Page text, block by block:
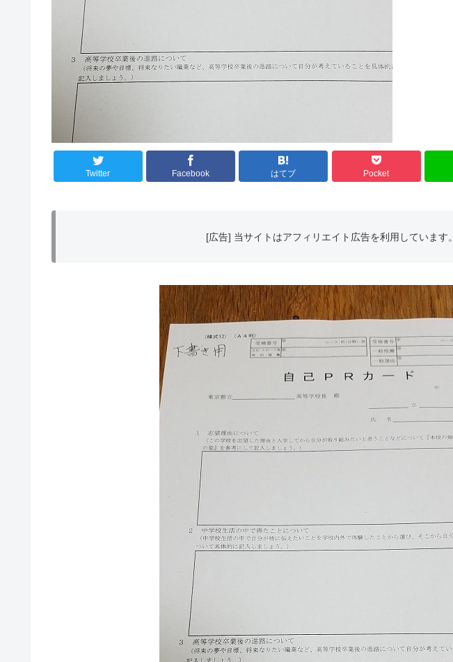
Twitter Facebook はてブ Pocket
[広告] 当サイトはアフィリエイト広告を利用しています。